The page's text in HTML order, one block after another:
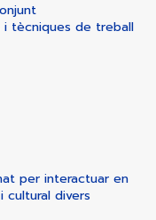
i tècniques de treball
per interactuar en
cultural divers